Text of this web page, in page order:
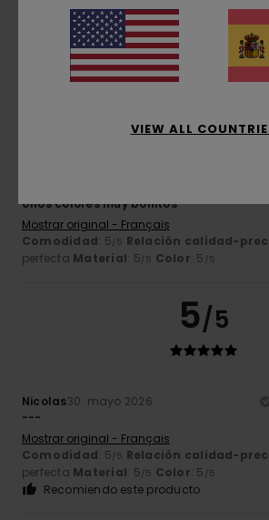
Mostrar original - Français
Comodidad: 5/5 Relación calidad-
perfectaMaterial: 5/5 Color
Unos colores muy bonitos
Mostrar original - Français
Comodidad: 5/5 Relación calidad-
perfecta Material: 5/5 Color: 5 /5
5/5
Nicolas30. mayo 2026
---
Mostrar original - Français
Comodidad: 5/5 Relación calidad-
perfecta Material: 5/5 Color: 5 /5
Recomiendo este producto
VIEW ALL